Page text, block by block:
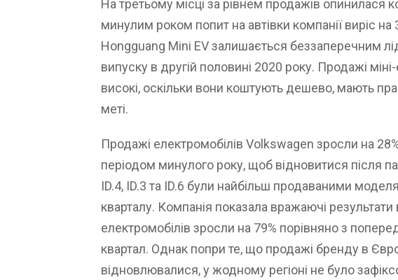
На третьому місці за рівнем продажів опинилася
минулим роком попит на автівки компанії виріс
Hongguang Mini EV залишається беззаперечним
випуску в другій половині 2020 року. Продажі
високі, оскільки вони коштують дешево, мають
меті.
Продажі електромобілів Volkswagen зросли на
періодом минулого року, щоб відновитися після
ID.4, ID.3 та ID.6 були найбільш продаваними
кварталу. Компанія показала вражаючі результати
електромобілів зросли на 79% порівняно з
квартал. Однак попри те, що продажі бренду в
відновлювалися, у жодному регіоні не було